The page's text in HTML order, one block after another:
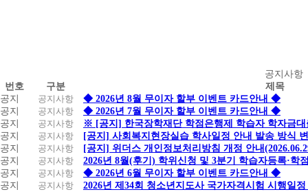
지
사
항
공지사항
번호
구분
제목
공지
공지사항
◆ 2026년 8월 무이자 할부 이벤트 카드안내 ◆
공지
공지사항
◆ 2026년 7월 무이자 할부 이벤트 카드안내 ◆
공지
공지사항
※ [공지] 한국장학재단 학점은행제 학습자 학자금
공지
공지사항
[공지] 사회복지현장실습 학사일정 안내 발송 방식
공지
공지사항
[공지] 위더스 개인정보처리방침 개정 안내
공지
공지사항
2026년 8월(후기) 학위신청 및 3분기 학습자등록·학
공지
공지사항
◆ 2026년 6월 무이자 할부 이벤트 카드안내 ◆
공지
공지사항
2026년 제34회 청소년지도사 국가자격시험 시행일